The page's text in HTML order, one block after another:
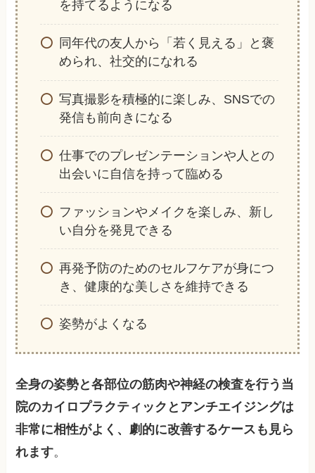
を持てるようになる
同年代の友人から「若く見える」と褒
められ、社交的になれる
写真撮影を積極的に楽しみ、SNSでの
発信も前向きになる
仕事でのプレゼンテーションや人との
出会いに自信を持って臨める
ファッションやメイクを楽しみ、新し
い自分を発見できる
再発予防のためのセルフケアが身につ
き、健康的な美しさを維持できる
姿勢がよくなる
全身の姿勢と各部位の筋肉や神経の検査を行う当
院のカイロプラクティックとアンチエイジングは
非常に相性がよく、劇的に改善するケースも見ら
れます。